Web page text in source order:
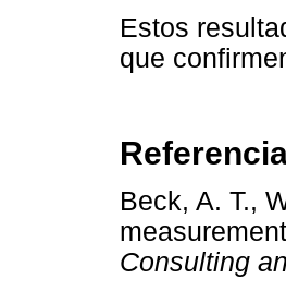
Estos
que
Beck, A. T.,
Consulting